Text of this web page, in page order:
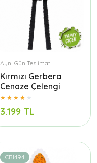
Aynı Gün Teslimat
Kırmızı Gerbera
Cenaze Çelengi
3.199 TL
CB1494